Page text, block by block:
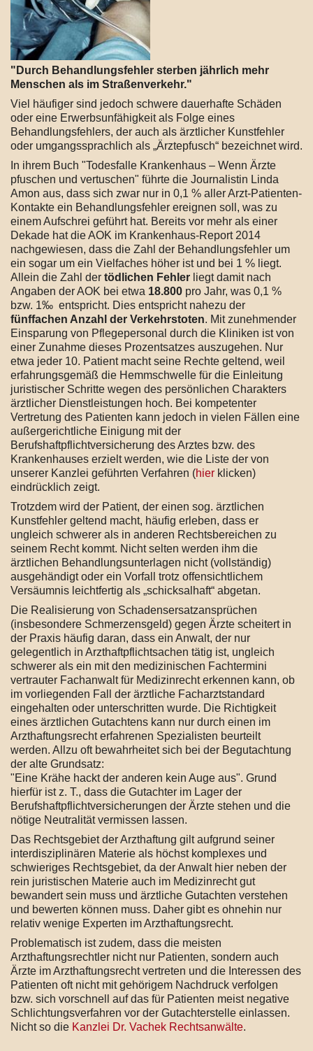
"Durch Behandlungsfehler sterben jährlich mehr
Menschen als im Straßenverkehr."
Viel häufiger sind jedoch schwere dauerhafte Schäden
oder eine Erwerbsunfähigkeit als Folge eines
Behandlungsfehlers, der auch als ärztlicher Kunstfehler
oder umgangssprachlich als „Ärztepfusch“ bezeichnet wird.
In ihrem Buch "Todesfalle Krankenhaus – Wenn Ärzte
pfuschen und vertuschen" führte die Journalistin Linda
Amon aus, dass sich zwar nur in 0,1 % aller Arzt-Patienten-
Kontakte ein Behandlungsfehler ereignen soll, was zu
einem Aufschrei geführt hat. Bereits vor mehr als einer
Dekade hat die AOK im Krankenhaus-Report 2014
nachgewiesen, dass die Zahl der Behandlungsfehler um
ein sogar um ein Vielfaches höher ist und bei 1 % liegt.
Allein die Zahl der tödlichen Fehler liegt damit nach
Angaben der AOK bei etwa 18.800 pro Jahr, was 0,1 %
bzw. 1‰ entspricht. Dies entspricht nahezu der
fünffachen Anzahl der Verkehrstoten. Mit zunehmender
Einsparung von Pflegepersonal durch die Kliniken ist von
einer Zunahme dieses Prozentsatzes auszugehen. Nur
etwa jeder 10. Patient macht seine Rechte geltend, weil
erfahrungsgemäß die Hemmschwelle für die Einleitung
juristischer Schritte wegen des persönlichen Charakters
ärztlicher Dienstleistungen hoch. Bei kompetenter
Vertretung des Patienten kann jedoch in vielen Fällen eine
außergerichtliche Einigung mit der
Berufshaftpflichtversicherung des Arztes bzw. des
Krankenhauses erzielt werden, wie die Liste der von
unserer Kanzlei geführten Verfahren (hier klicken)
eindrücklich zeigt.
Trotzdem wird der Patient, der einen sog. ärztlichen
Kunstfehler geltend macht, häufig erleben, dass er
ungleich schwerer als in anderen Rechtsbereichen zu
seinem Recht kommt. Nicht selten werden ihm die
ärztlichen Behandlungsunterlagen nicht (vollständig)
ausgehändigt oder ein Vorfall trotz offensichtlichem
Versäumnis leichtfertig als „schicksalhaft“ abgetan.
Die Realisierung von Schadensersatzansprüchen
(insbesondere Schmerzensgeld) gegen Ärzte scheitert in
der Praxis häufig daran, dass ein Anwalt, der nur
gelegentlich in Arzthaftpflichtsachen tätig ist, ungleich
schwerer als ein mit den medizinischen Fachtermini
vertrauter Fachanwalt für Medizinrecht erkennen kann, ob
im vorliegenden Fall der ärztliche Facharztstandard
eingehalten oder unterschritten wurde. Die Richtigkeit
eines ärztlichen Gutachtens kann nur durch einen im
Arzthaftungsrecht erfahrenen Spezialisten beurteilt
werden. Allzu oft bewahrheitet sich bei der Begutachtung
der alte Grundsatz:
"Eine Krähe hackt der anderen kein Auge aus". Grund
hierfür ist z. T., dass die Gutachter im Lager der
Berufshaftpflichtversicherungen der Ärzte stehen und die
nötige Neutralität vermissen lassen.
Das Rechtsgebiet der Arzthaftung gilt aufgrund seiner
interdisziplinären Materie als höchst komplexes und
schwieriges Rechtsgebiet, da der Anwalt hier neben der
rein juristischen Materie auch im Medizinrecht gut
bewandert sein muss und ärztliche Gutachten verstehen
und bewerten können muss. Daher gibt es ohnehin nur
relativ wenige Experten im Arzthaftungsrecht.
Problematisch ist zudem, dass die meisten
Arzthaftungsrechtler nicht nur Patienten, sondern auch
Ärzte im Arzthaftungsrecht vertreten und die Interessen des
Patienten oft nicht mit gehörigem Nachdruck verfolgen
bzw. sich vorschnell auf das für Patienten meist negative
Schlichtungsverfahren vor der Gutachterstelle einlassen.
Nicht so die Kanzlei Dr. Vachek Rechtsanwälte.